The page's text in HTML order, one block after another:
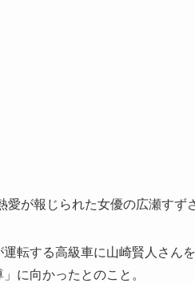
が報じられた女優の広瀬すず
転する高級車に山崎賢人さん
に向かったとのこと。